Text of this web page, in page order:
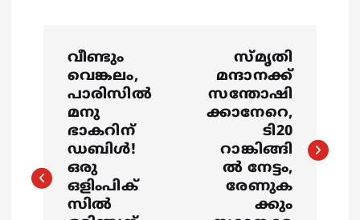
t
n
വീണ്ടും
വെങ്കലം,
പാരിസില്‍
മനു
ഭാകറിന്
ഡബിള്‍!
ഒരു
ഒളിംപിക്‌
സില്‍
സ്മൃതി
മന്ദാനക്ക്
സന്തോഷി
ക്കാനേറെ,
ടി20
റാങ്കിങ്ങി
ൽ നേട്ടം,
രേണുക
ക്കും